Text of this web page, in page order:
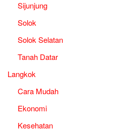
Sijunjung
Solok
Solok Selatan
Tanah Datar
Langkok
Cara Mudah
Ekonomi
Kesehatan